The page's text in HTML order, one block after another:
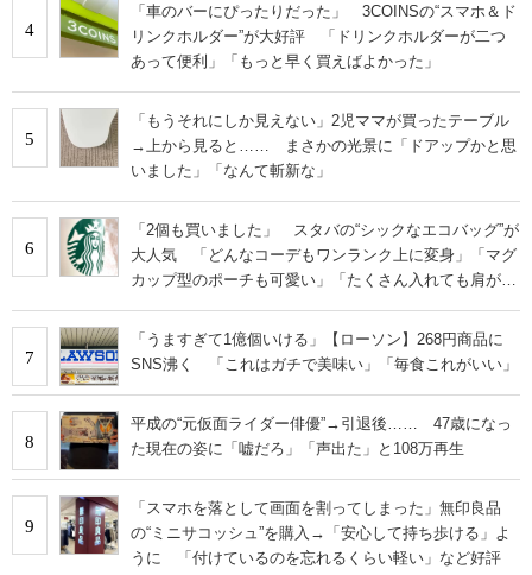
4
「車のバーにぴったりだった」 3COINSの“スマホ＆ド
リンクホルダー”が大好評 「ドリンクホルダーが二つ
あって便利」「もっと早く買えばよかった」
5
「もうそれにしか見えない」2児ママが買ったテーブル
→上から見ると…… まさかの光景に「ドアップかと思
いました」「なんて斬新な」
6
「2個も買いました」 スタバの“シックなエコバッグ”が
大人気 「どんなコーデもワンランク上に変身」「マグ
カップ型のポーチも可愛い」「たくさん入れても肩が痛
7
「うますぎて1億個いける」【ローソン】268円商品に
SNS沸く 「これはガチで美味い」「毎食これがいい」
8
平成の“元仮面ライダー俳優”→引退後…… 47歳になっ
た現在の姿に「嘘だろ」「声出た」と108万再生
9
「スマホを落として画面を割ってしまった」無印良品
の“ミニサコッシュ”を購入→「安心して持ち歩ける」よ
うに 「付けているのを忘れるくらい軽い」など好評